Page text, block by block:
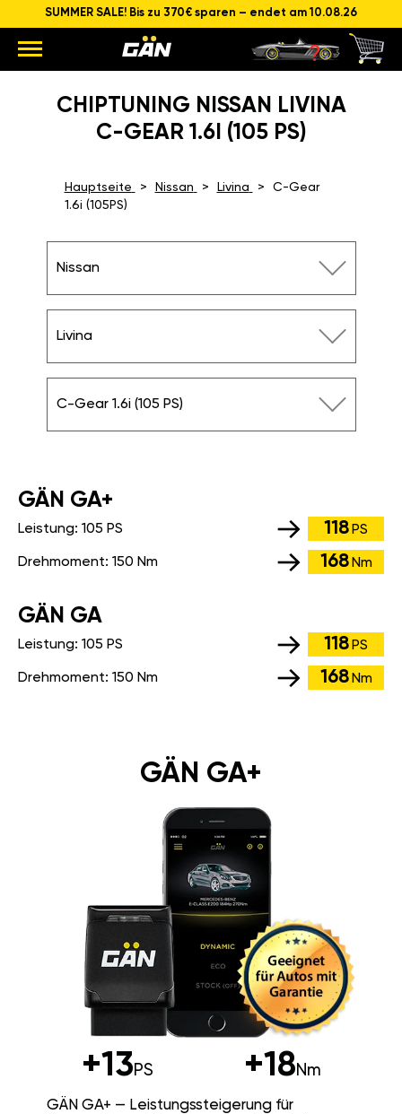
SUMMER SALE! Bis zu 370€ sparen – endet am 10.08.26
CHIPTUNING NISSAN LIVINA
C-GEAR 1.6I (105 PS)
Hauptseite Nissan Livina
C-Gear
1.6i (105PS)
Nissan
Livina
C-Gear 1.6i (105 PS)
GÄN GA+
Leistung: 105 PS 118 PS
Drehmoment: 150 Nm 168 Nm
GÄN GA
Leistung: 105 PS 118 PS
Drehmoment: 150 Nm 168 Nm
GÄN GA+
+13PS +18Nm
GÄN GA+ — Leistungssteigerung für